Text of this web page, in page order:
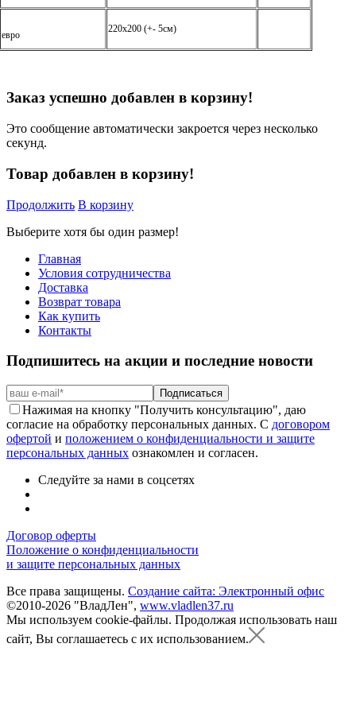
евро
220х200 (+- 5см)
Заказ успешно добавлен в корзину!
Это сообщение автоматически закроется через несколько
секунд.
Товар добавлен в корзину!
Продолжить В корзину
Выберите хотя бы один размер!
Главная
Условия сотрудничества
Доставка
Возврат товара
Как купить
Контакты
Подпишитесь на акции и последние новости
Подписаться
Нажимая на кнопку "Получить консультацию", даю
согласие на обработку персональных данных. С договором
офертой и положением о конфиденциальности и защите
персональных данных ознакомлен и согласен.
Следуйте за нами в соцсетях
Договор оферты
Положение о конфиденциальности
и защите персональных данных
Все права защищены. Создание сайта: Электронный офис
©2010-2026 "ВладЛен", www.vladlen37.ru
Мы используем cookie-файлы. Продолжая использовать наш
сайт, Вы соглашаетесь с их использованием.